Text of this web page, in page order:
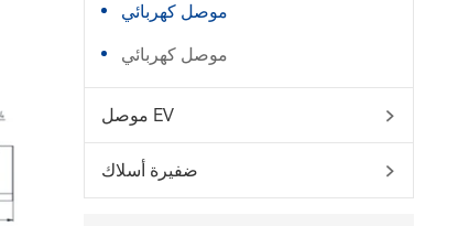
موصل كهربائي
موصل كهربائي
موصل EV 
ضفيرة أسلاك 